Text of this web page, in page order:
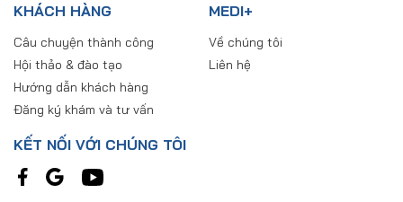
KHÁCH HÀNG
Câu chuyện thành công
Hội thảo & đào tạo
Hướng dẫn khách hàng
Đăng ký khám và tư vấn
MEDI+
Về chúng tôi
Liên hệ
KẾT NỐI VỚI CHÚNG TÔI